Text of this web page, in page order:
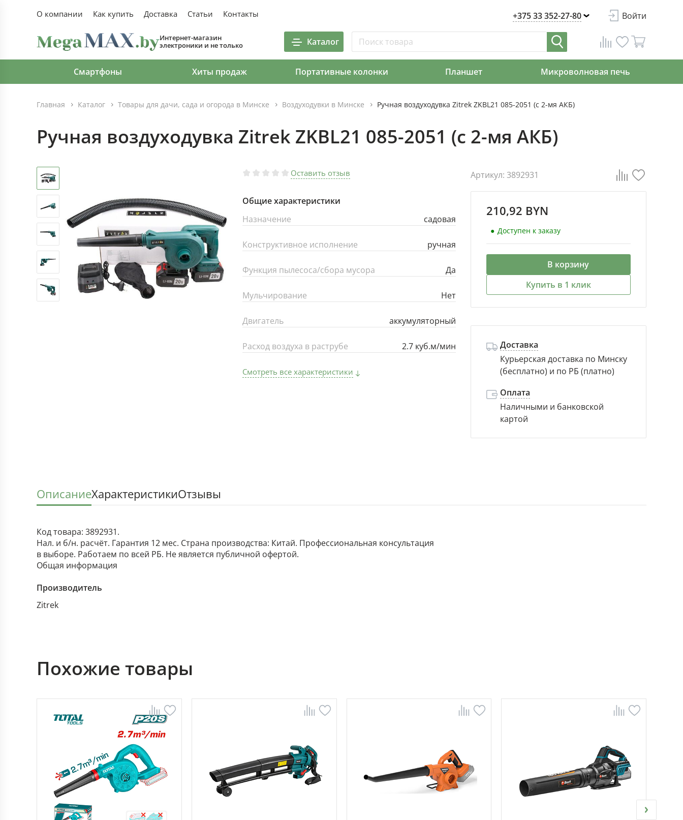
О компании Как купить Доставка Статьи Контакты +375 33 352-27-80 Войти
Интернет-магазин
электроники и не только
Каталог
Смартфоны Хиты продаж Портативные колонки Планшет Микроволновая печь
Главная Каталог Товары для дачи, сада и огорода в Минске Воздуходувки в Минске Ручная воздуходувка Zitrek ZKBL21 085-2051 (с 2-мя АКБ)
Ручная воздуходувка Zitrek ZKBL21 085-2051 (с 2-мя АКБ)
Оставить отзыв
Общие характеристики
Назначение
садовая
Конструктивное исполнение ручная
Функция пылесоса/сбора мусора Да
Мульчирование Нет
Двигатель аккумуляторный
Расход воздуха в раструбе 2.7 куб.м/мин
Смотреть все характеристики
Артикул: 3892931
210,92 BYN
Доступен к заказу
В корзину
Купить в 1 клик
Доставка
Курьерская доставка по Минску
(бесплатно) и по РБ (платно)
Оплата
Наличными и банковской
картой
ОписаниеХарактеристикиОтзывы
Код товара: 3892931.
Нал. и б/н. расчёт. Гарантия 12 мес. Страна производства: Китай. Профессиональная консультация
в выборе. Работаем по всей РБ. Не является публичной офертой.
Общая информация
Производитель
Zitrek
Похожие товары